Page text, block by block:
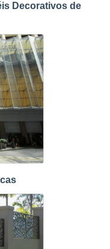
Decorativos de